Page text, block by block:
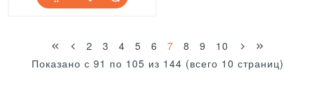
2 3 4 5 6 7 8 9
10
Показано с 91 по 105 из 144 (всего 10 страниц)